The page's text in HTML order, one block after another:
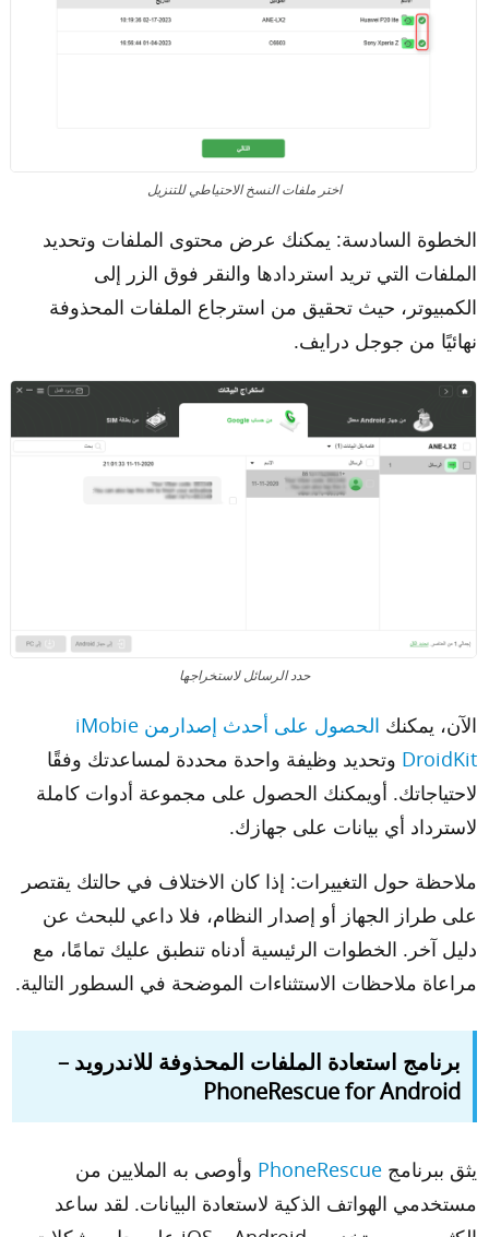
اختر ملفات النسخ الاحتياطي للتنزيل
الخطوة السادسة: يمكنك عرض محتوى الملفات وتحديد
الملفات التي تريد استردادها والنقر فوق الزر إلى
الكمبيوتر، حيث تحقيق من استرجاع الملفات المحذوفة
نهائيًا من جوجل درايف.
حدد الرسائل لاستخراجها
الآن، يمكنك
الحصول على أحدث إصدارمن iMobie
DroidKit وتحديد وظيفة واحدة محددة لمساعدتك وفقًا
لاحتياجاتك. أويمكنك الحصول على مجموعة أدوات كاملة
لاسترداد أي بيانات على جهازك.
ملاحظة حول التغييرات: إذا كان الاختلاف في حالتك يقتصر
على طراز الجهاز أو إصدار النظام، فلا داعي للبحث عن
دليل آخر. الخطوات الرئيسية أدناه تنطبق عليك تمامًا، مع
مراعاة ملاحظات الاستثناءات الموضحة في السطور التالية.
برنامج استعادة الملفات المحذوفة للاندرويد –
PhoneRescue for Android
يثق ببرنامجPhoneRescue وأوصى به الملايين من
مستخدمي الهواتف الذكية لاستعادة البيانات. لقد ساعد